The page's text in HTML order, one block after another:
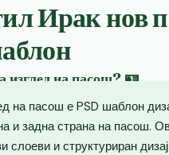
Ирак нов
на пасош? 🪪
на пасош е PSD шаблон
и задна страна на пасош.
слоеви и структуриран